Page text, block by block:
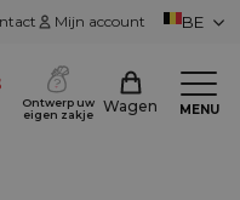
Mijn account BE
Ontwerp uw
eigen zakje
Wagen MENU